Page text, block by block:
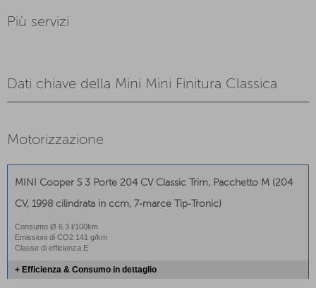
Più servizi
Dati chiave della Mini Mini Finitura Classica
Motorizzazione
MINI Cooper S 3 Porte 204 CV Classic Trim, Pacchetto M (204
CV, 1998 cilindrata in ccm, 7-marce Tip-Tronic)
Consumo Ø 6.3 l/100km
Emissioni di CO2 141 g/km
Classe di efficienza E
+ Efficienza & Consumo in dettaglio